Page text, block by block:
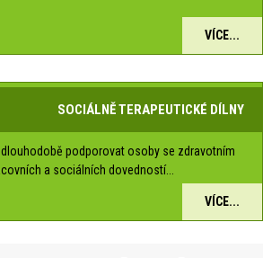
VÍCE...
SOCIÁLNĚ TERAPEUTICKÉ DÍLNY
podporovat osoby se zdravotním
a sociálních dovedností...
VÍCE...